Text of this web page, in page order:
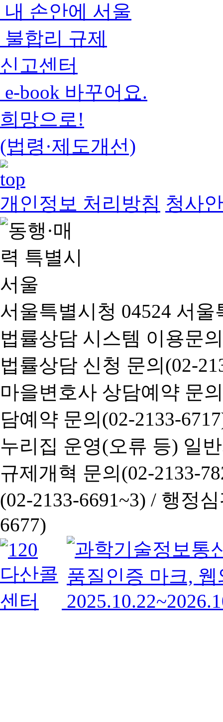
내 손안에 서울
불합리 규제
신고센터
e-book 바꾸어요.
희망으로!
(법령·제도개선)
개인정보 처리방침 청사
서울특별시청 04524 서
법률상담 시스템 이용문
법률상담 신청 문의(02-
마을변호사 상담예약 문
담예약 문의(02-2133-
누리집 운영(오류 등) 일
규제개혁 문의(02-2133-
(02-2133-6691~3) / 행정심
6677)